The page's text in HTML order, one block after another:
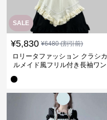
SALE
¥5,830 ¥6480(割引前)
ロリータファッション クラシカ
ルメイド風フリル付き長袖ワン